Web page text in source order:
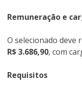
Remuneração e
O selecionado deve
R$ 3.686,90, com
Requisitos